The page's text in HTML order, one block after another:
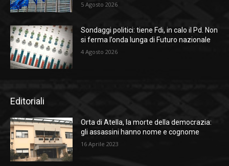
5 Agosto 2026
Sondaggi politici: tiene Fdi, in calo il Pd. Non
si ferma l’onda lunga di Futuro nazionale
4 Agosto 2026
Editoriali
Orta di Atella, la morte della democrazia:
gli assassini hanno nome e cognome
16 Aprile 2023